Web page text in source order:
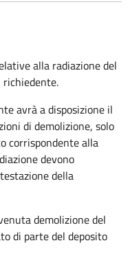
alla radiazione del
richiedente.
avrà a disposizione il
di demolizione, solo
corrispondente alla
devono
della
demolizione del
di parte del deposito